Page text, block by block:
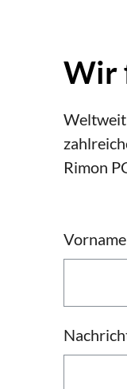
Wir
Weltweit
Rimon